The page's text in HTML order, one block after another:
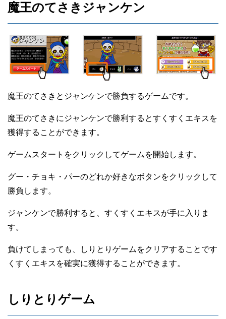
魔王のてさきジャンケン
魔王のてさきとジャンケンで勝負するゲームです。
魔王のてさきにジャンケンで勝利するとすくすくエキスを
獲得することができます。
ゲームスタートをクリックしてゲームを開始します。
グー・チョキ・パーのどれか好きなボタンをクリックして
勝負します。
ジャンケンで勝利すると、すくすくエキスが手に入りま
す。
負けてしまっても、しりとりゲームをクリアすることです
くすくエキスを確実に獲得することができます。
しりとりゲーム